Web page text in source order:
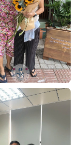
– Shop
cấp
hoa tươi
đúng
nghệ thuật
trong đó có